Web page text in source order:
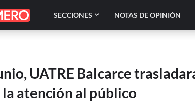
SECCIONES NOTAS DE OPINIÓN
UATRE Balcarce
atención al público